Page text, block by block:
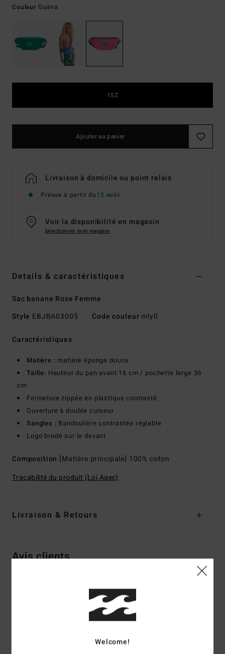
Couleur Guava
1SZ
Ajouter au panier
Livraison à domicile ou point relais
Prévue à partir du12 août
Voir la disponibilité en magasin
Sélectionner mon magasin
Details & caractéristiques
Sac banane Rose Femme
Style EBJBA03005 Code couleur mly0
Caractéristiques
Matière : matière éponge douce
Taille: Hauteur du pan avant 16 cm / pochette large 36
cm
Fermeture zippée en plastique contrasté
Ouverture à double curseur
Sangles : Bandoulière contrastée réglable
Logo brodé sur le devant
Composition [Matière principale] 100% coton
Traçabilité du produit (Loi Agec)
Livraison & Retours
Avis clients
Note moyenne
5.0/5
Welcome!